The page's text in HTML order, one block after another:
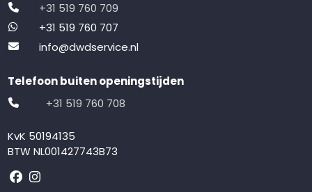
+31 519 760 709
+31 519 760 707
info@dwdservice.nl
Telefoon buiten openingstijden
+31 519 760 708
KvK 50194135
BTW NL001427743B73
Volg ons op Facebook
Volg ons op Instagram